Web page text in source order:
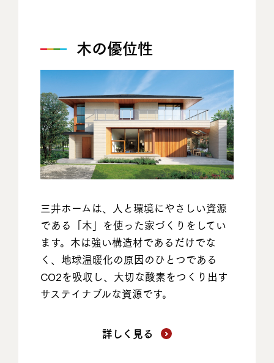
木の優位性
三井ホームは、人と環境にやさしい資源
である「木」を使った家づくりをしてい
ます。木は強い構造材であるだけでな
く、地球温暖化の原因のひとつである
CO2を吸収し、大切な酸素をつくり出す
サステイナブルな資源です。
詳しく見る